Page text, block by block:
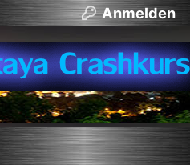
Anmelden